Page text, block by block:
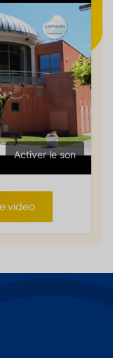
Activer le son
video